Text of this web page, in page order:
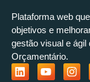
Plataforma web
objetivos e
gestão visual e ágil
Orçamentário.